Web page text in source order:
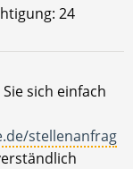
24
sich einfach
stellenanfrag